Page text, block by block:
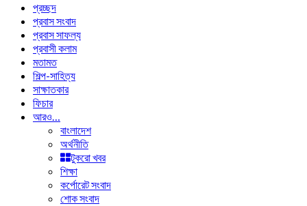
প্রচ্ছদ
প্রবাস সংবাদ
প্রবাস সাফল্য
প্রবাসী কলাম
মতামত
শিল্প-সাহিত্য
সাক্ষাতকার
ফিচার
আরও…
বাংলাদেশ
অর্থনীতি
টুকরো খবর
শিক্ষা
কর্পোরেট সংবাদ
শোক সংবাদ